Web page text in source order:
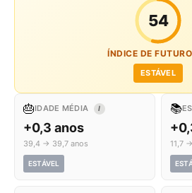
54
ÍNDICE DE FUTURO
ESTÁVEL
🎂IDADE MÉDIA I
+0,3 anos
39,4 → 39,7 anos
ESTÁVEL
📚
11,7